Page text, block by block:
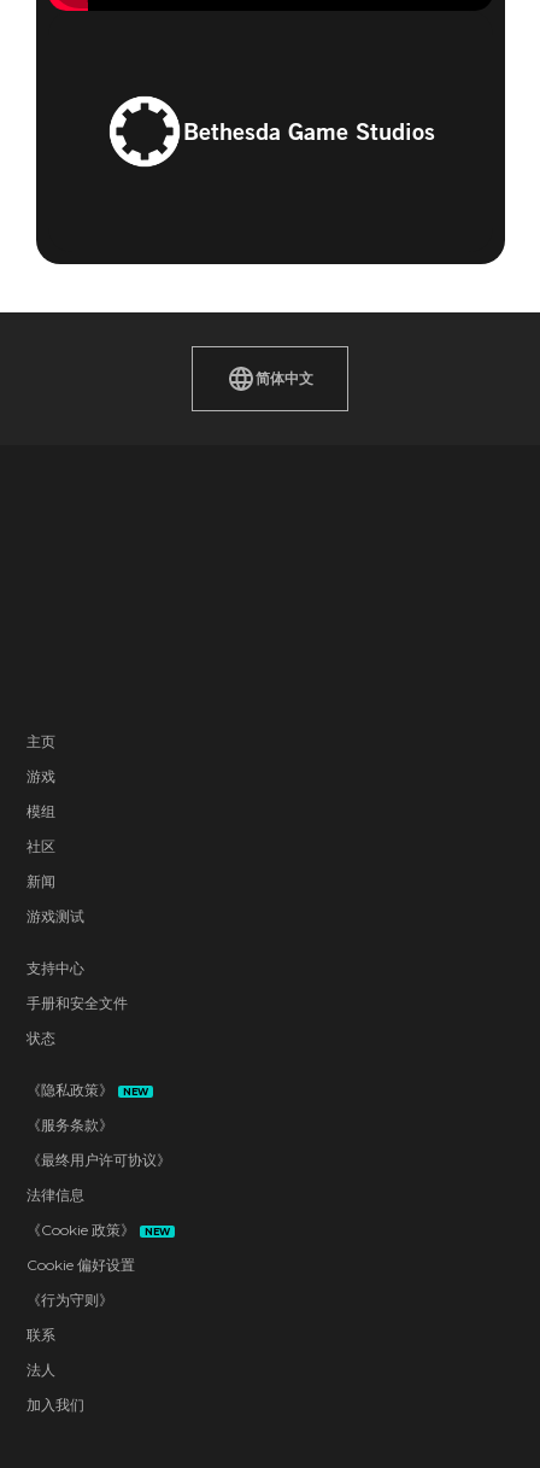
Bethesda Game Studios
简体中文
主页
游戏
模组
社区
新闻
游戏测试
支持中心
手册和安全文件
状态
《隐私政策》 NEW
《服务条款》
《最终用户许可协议》
法律信息
《Cookie 政策》
NEW
Cookie 偏好设置
《行为守则》
联系
法人
加入我们